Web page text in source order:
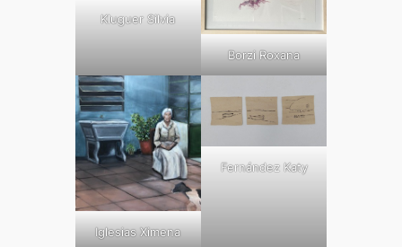
Kluguer Silvia
Borzi Roxana
Iglesias Ximena
Fernández Katy